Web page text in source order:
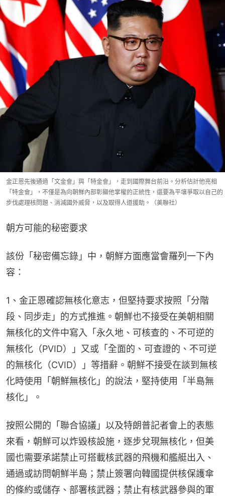
金正恩先後通過「文金會」與「特金會」，走到國際舞台前沿。分析估計他亮相
「特金會」，不僅是為向朝鮮內部彰顯他掌權的正統性，還要為平壤爭取以自己的
步伐處理核問題、消減國外威脅，以及取得人道援助。（美聯社）
朝方可能的秘密要求
該份「秘密備忘錄」中，朝鮮方面應當會羅列一下內
容：
1、金正恩確認無核化意志，但堅持要求按照「分階
段、同步走」的方式推進。朝鮮也不接受在美朝相關
無核化的文件中寫入「永久地、可核查的、不可逆的
無核化（PVID）」又或「全面的、可查證的、不可逆
的無核化（CVID）」等措辭。朝鮮不接受在談到無核
化時使用「朝鮮無核化」的說法，堅持使用「半島無
核化」。
按照公開的「聯合協議」以及特朗普記者會上的表態
來看，朝鮮可以炸毀核設施，逐步兌現無核化，但美
國也需要承諾禁止可搭載核武器的飛機和艦艇出入、
通過或訪問朝鮮半島；禁止簽署向韓國提供核保護傘
的條約或儲存、部署核武器；禁止有核武器參與的軍